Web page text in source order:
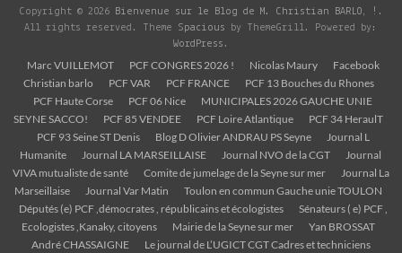
Copyright © 2026 Bienvenue sur le Blog de M. Christian BARLO, ! .
All rights reserved. Theme Spacious
by ThemeGrill. Powered by:
WordPress .
Marc VUILLEMOT PCF CONGRES 2026 ! Nicolas Maury
Facebook
Christian barlo
PCF VAR PCF FRANCE
PCF 13 Bouches du Rhones
PCF Haute Corse
PCF 06 Nice
MUNICIPALES 2026 GAUCHE UNIE
SEYNE SACCO!
PCF 85 VENDEE PCF Loire Atlantique
PCF 34 HeraulT
PCF 93 Seine ST Denis
Blog D Olivier ANDRAU PS Seyne
Journal L
Humanite
Journal LA MARSEILLAISE Journal NVO de la CGT
Journal
VIVA mutualiste de santé
Comite de jumelage de la Seyne sur mer
Journal La
Marseillaise
Journal Var Matin
Toulon en commun Gauche unie TOULON
Députés (e) PCF ,démocrates , républicains et écologistes
Sénateurs ( e) PCF ,
Ecologistes ,Kanaky, citoyens
Mairie de la Seyne sur mer
Yan BROSSAT
André CHASSAIGNE
Le journal de L’UGICT CGT Cadres et techniciens